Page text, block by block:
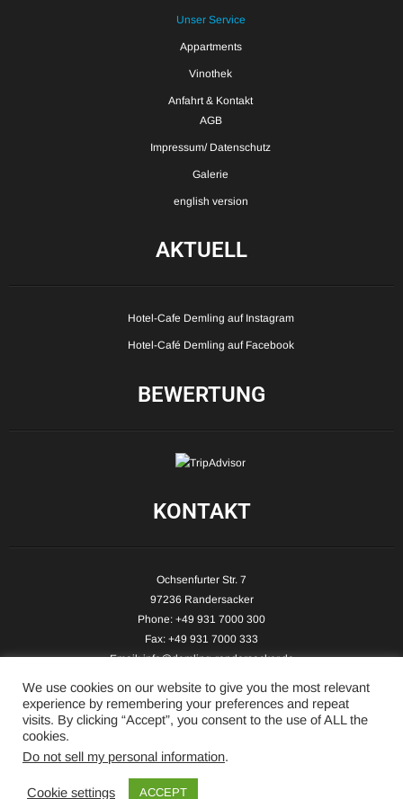
Unser Service
Appartments
Vinothek
Anfahrt & Kontakt
AGB
Impressum/ Datenschutz
Galerie
english version
AKTUELL
Hotel-Cafe Demling auf Instagram
Hotel-Café Demling auf Facebook
BEWERTUNG
KONTAKT
Ochsenfurter Str. 7
97236 Randersacker
Phone: +49 931 7000 300
Fax: +49 931 7000 333
Email:info@demling-randersacker.de
Copyright © 2026 Hotel-Café Demling - All Rights Reserved.
We use cookies on our website to give you the most relevant
experience by remembering your preferences and repeat
visits. By clicking “Accept”, you consent to the use of ALL the
cookies.
Do not sell my personal information.
Cookie settings ACCEPT